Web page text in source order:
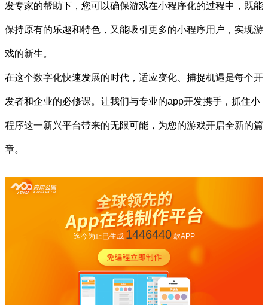
发专家的帮助下，您可以确保游戏在小程序化的过程中，既能
保持原有的乐趣和特色，又能吸引更多的小程序用户，实现游
戏的新生。
在这个数字化快速发展的时代，适应变化、捕捉机遇是每个开
发者和企业的必修课。让我们与专业的app开发携手，抓住小
程序这一新兴平台带来的无限可能，为您的游戏开启全新的篇
章。
迄今为止已生成 1446440款APP